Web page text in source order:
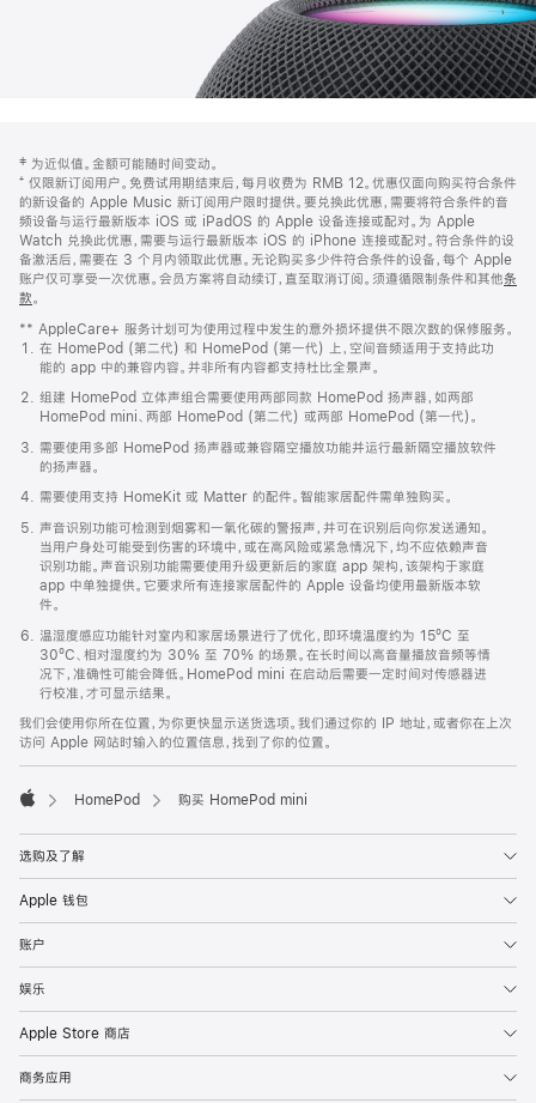
页
页
脚
注
‡ 为近似值。金额可能随时间变动。
⁺ 仅限新订阅用户。免费试用期结束后，每月收费为 RMB 12。优惠仅面向购买符合条件
的新设备的 Apple Music 新订阅用户限时提供。要兑换此优惠，需要将符合条件的音
频设备与运行最新版本 iOS 或 iPadOS 的 Apple 设备连接或配对。为 Apple
Watch 兑换此优惠，需要与运行最新版本 iOS 的 iPhone 连接或配对。符合条件的设
备激活后，需要在 3 个月内领取此优惠。无论购买多少件符合条件的设备，每个 Apple
账户仅可享受一次优惠。会员方案将自动续订，直至取消订阅。须遵循限制条件和其他条
款。
窗
口
中
打
开)
** AppleCare+ 服务计划可为使用过程中发生的意外损坏提供不限次数的保修服务。
在 HomePod (第二代) 和 HomePod (第一代) 上，空间音频适用于支持此功
能的 app 中的兼容内容。并非所有内容都支持杜比全景声。
组建 HomePod 立体声组合需要使用两部同款 HomePod 扬声器，如两部
HomePod mini、两部 HomePod (第二代) 或两部 HomePod (第一代)。
需要使用多部 HomePod 扬声器或兼容隔空播放功能并运行最新隔空播放软件
的扬声器。
需要使用支持 HomeKit 或 Matter 的配件。智能家居配件需单独购买。
声音识别功能可检测到烟雾和一氧化碳的警报声，并可在识别后向你发送通知。
当用户身处可能受到伤害的环境中，或在高风险或紧急情况下，均不应依赖声音
识别功能。声音识别功能需要使用升级更新后的家庭 app 架构，该架构于家庭
app 中单独提供。它要求所有连接家居配件的 Apple 设备均使用最新版本软
件。
温湿度感应功能针对室内和家居场景进行了优化，即环境温度约为 15ºC 至
30ºC、相对湿度约为 30% 至 70% 的场景。在长时间以高音量播放音频等情
况下，准确性可能会降低。HomePod mini 在启动后需要一定时间对传感器进
行校准，才可显示结果。
我们会使用你所在位置，为你更快显示送货选项。我们通过你的 IP 地址，或者你在上次
访问 Apple 网站时输入的位置信息，找到了你的位置。
HomePod 购买 HomePod mini
选购及了解
Apple 钱包
账户
娱乐
Apple Store 商店
商务应用